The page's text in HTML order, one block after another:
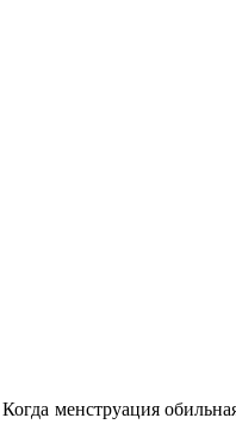
менструация